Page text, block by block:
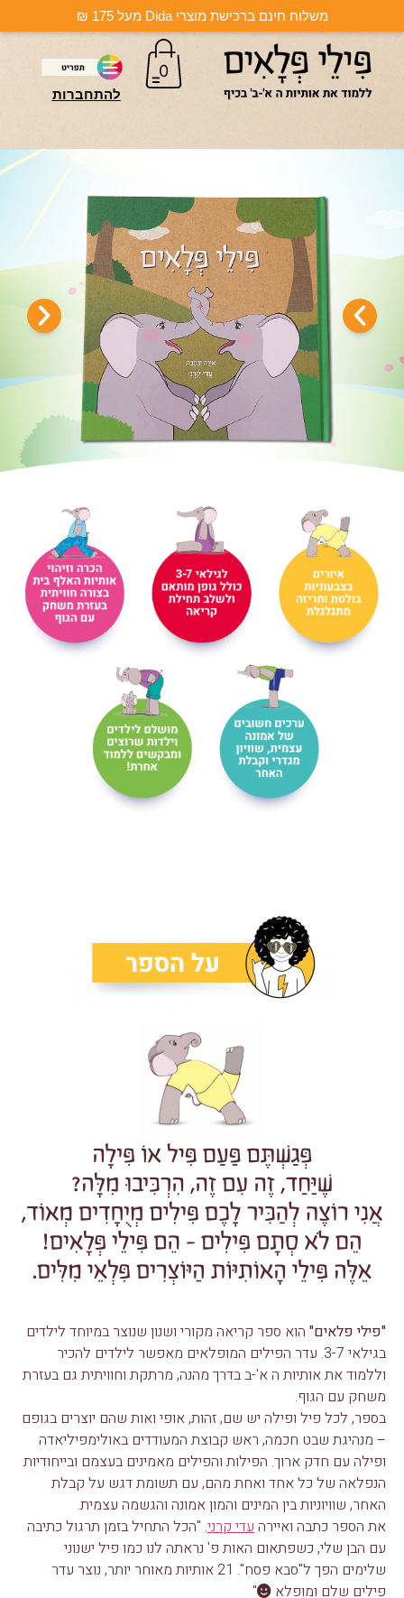
משלוח חינם ברכישת מוצרי Dida מעל 175 ₪
0
להתחברות
"פילי פלאים" הוא ספר קריאה מקורי ושנון שנוצר במיוחד לילדים
בגילאי 3-7. עדר הפילים המופלאים מאפשר לילדים להכיר
וללמוד את אותיות ה א'-ב בדרך מהנה, מרתקת וחוויתית גם בעזרת
משחק עם הגוף.
בספר, לכל פיל ופילה יש שם, זהות, אופי ואות שהם יוצרים בגופם
– מנהיגת שבט חכמה, ראש קבוצת המעודדים באולימפיליאדה
ופילה עם חדק ארוך. הפילות והפילים מאמינים בעצמם ובייחודיות
הנפלאה של כל אחד ואחת מהם, עם תשומת דגש על קבלת
האחר, שוויוניות בין המינים והמון אמונה והגשמה עצמית.
את הספר כתבה ואיירהעדי קרני. "הכל התחיל בזמן תרגול כתיבה
עם הבן שלי, כשפתאום האות פ' נראתה לנו כמו פיל ישנוני
שלימים הפך ל"סבא פסח". 21 אותיות מאוחר יותר, נוצר עדר
פילים שלם ומופלא
"